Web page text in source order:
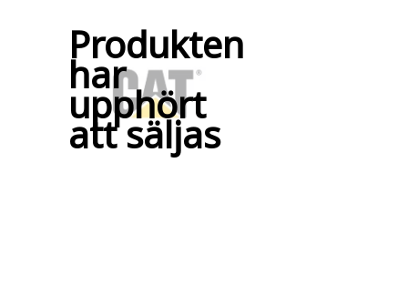
Produkten
har
upphört
att säljas